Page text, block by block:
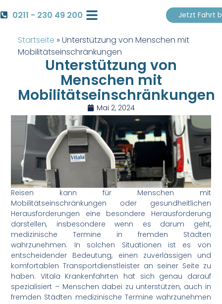
0211 - 230 49 200 Jetzt Fahrt
Startseite » Unterstützung von Menschen mit
Mobilitätseinschränkungen
Unterstützung von
Menschen mit
Mobilitätseinschränkungen
Mai 2, 2024
Reisen kann für Menschen mit
Mobilitätseinschränkungen oder gesundheitlichen
Herausforderungen eine besondere Herausforderung
darstellen, insbesondere wenn es darum geht,
medizinische Termine in fremden Städten
wahrzunehmen. In solchen Situationen ist es von
entscheidender Bedeutung, einen zuverlässigen und
komfortablen Transportdienstleister an seiner Seite zu
haben. Vitala Krankenfahrten hat sich genau darauf
spezialisiert – Menschen dabei zu unterstützen, auch in
fremden Städten medizinische Termine wahrzunehmen